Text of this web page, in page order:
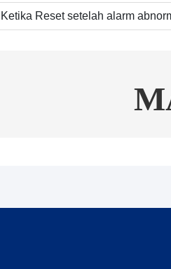
Ketika Reset setelah alarm